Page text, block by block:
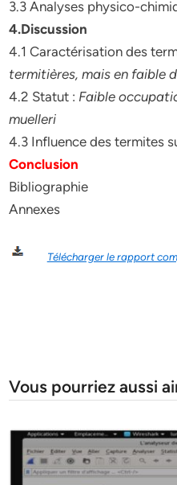
3.3 Analyses physico-
4.Discussion
4.1 Caractérisation des
termitières, mais en faible
4.2 Statut : Faible
muelleri
4.3 Influence des termites
Conclusion
Bibliographie
Annexes
Télécharger le rapport
Vous pourriez aussi